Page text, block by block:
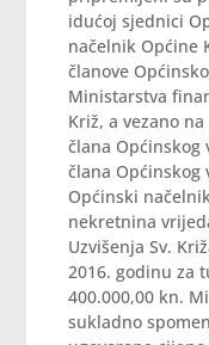
idućoj sjednici
načelnik Općine
članove
Ministarstva
Križ, a vezano
člana Općinskog
člana Općinskog
Općinski
nekretnina
Uzvišenja Sv.
2016. godinu za
400.000,00 kn.
sukladno